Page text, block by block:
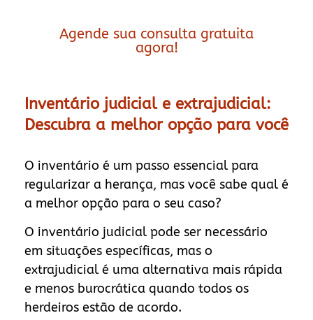
Agende sua consulta gratuita
agora!
Inventário judicial e extrajudicial:
Descubra a melhor opção para você
O inventário é um passo essencial para
regularizar a herança, mas você sabe qual é
a melhor opção para o seu caso?
O inventário judicial pode ser necessário
em situações específicas, mas o
extrajudicial é uma alternativa mais rápida
e menos burocrática quando todos os
herdeiros estão de acordo.